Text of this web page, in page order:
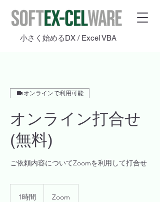
​小さく始めるDX / Excel VBA
オンラインで利用可能
オンライン打合せ
(無料)
ご依頼内容についてZoomを利用して打合せ
1時間 Zoom